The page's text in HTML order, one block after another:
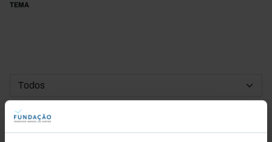
TEMA
DATA DE INÍCIO